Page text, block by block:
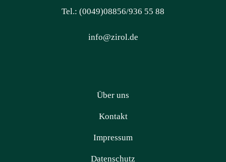
Tel.: (0049)08856/936 55 88
info@zirol.de
Über uns
Kontakt
Impressum
Datenschutz